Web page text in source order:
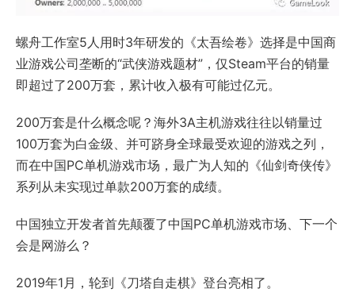
螺舟工作室5人用时3年研发的《太吾绘卷》选择是中国商
业游戏公司垄断的“武侠游戏题材”，仅Steam平台的销量
即超过了200万套，累计收入极有可能过亿元。
200万套是什么概念呢？海外3A主机游戏往往以销量过
100万套为白金级、并可跻身全球最受欢迎的游戏之列，
而在中国PC单机游戏市场，最广为人知的《仙剑奇侠传》
系列从未实现过单款200万套的成绩。
中国独立开发者首先颠覆了中国PC单机游戏市场、下一个
会是网游么？
2019年1月，轮到《刀塔自走棋》登台亮相了。